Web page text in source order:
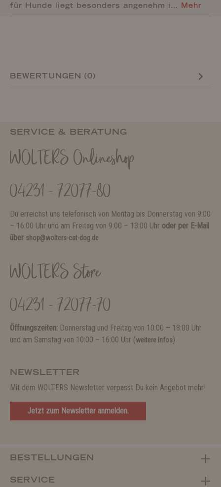
für Hunde liegt besonders angenehm i… Mehr
BEWERTUNGEN (0)
SERVICE & BERATUNG
WOLTERS Onlineshop
04231 - 72077-80
Du erreichst uns telefonisch von Montag bis Donnerstag von 9:00
– 16:00 Uhr und am Freitag von 9:00 – 13:00 Uhr oder per E-Mail
über shop@wolters-cat-dog.de
WOLTERS Store
04231 - 72077-70
Öffnungszeiten: Donnerstag und Freitag von 10:00 – 18:00 Uhr
und am Samstag von 10:00 – 16:00 Uhr (weitere Infos)
NEWSLETTER
Mit dem WOLTERS Newsletter verpasst Du kein Angebot mehr!
Jetzt zum Newsletter anmelden.
BESTELLUNGEN
SERVICE